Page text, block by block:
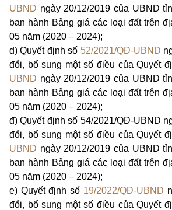
UBND ngày 20/12/2019 của UBND
ban hành Bảng giá các loại đất trên
05 năm (2020 – 2024);
d)Quyết định số 52/2021/QĐ-UBND
đổi, bổ sung một số điều của Quyết
UBND ngày 20/12/2019 của UBND
ban hành Bảng giá các loại đất trên
05 năm (2020 – 2024);
đ)Quyết định số 54/2021/QĐ-UBND
đổi, bổ sung một số điều của Quyết
UBND ngày 20/12/2019 của UBND
ban hành Bảng giá các loại đất trên
05 năm (2020 – 2024);
e) Quyết định số 19/2022/QĐ-UBND
đổi, bổ sung một số điều của Quyết